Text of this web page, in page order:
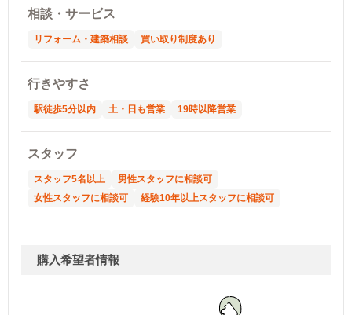
相談・サービス
リフォーム・建築相談 買い取り制度あり
行きやすさ
駅徒歩5分以内 土・日も営業 19時以降営業
スタッフ
スタッフ5名以上
男性スタッフに相談可
女性スタッフに相談可
経験10年以上スタッフに相談可
購入希望者情報